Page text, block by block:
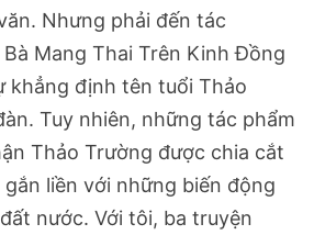
Nhưng phải đến tác
Mang Thai Trên Kinh Đồng
khẳng định tên tuổi Thảo
Tuy nhiên, những tác phẩm
Thảo Trường được chia cắt
liền với những biến động
nước. Với tôi, ba truyện